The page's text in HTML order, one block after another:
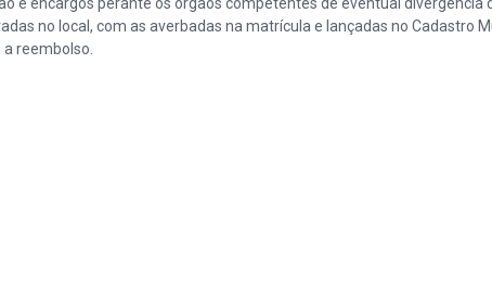
no local, com as averbadas na matrícula e lançadas no Cadastro
reembolso.